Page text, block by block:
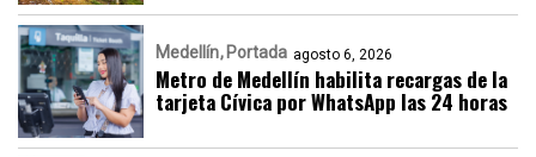
Medellín Portada agosto 6, 2026
Metro de Medellín habilita recargas de la
tarjeta Cívica por WhatsApp las 24 horas